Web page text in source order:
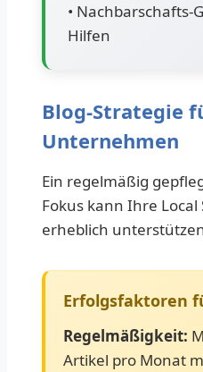
• Nachbarschafts-
Hilfen
Blog-Strategie
Unternehmen
Ein regelmäßig
Fokus kann Ihre
erheblich
Erfolgsfaktoren
Regelmäßigkeit:
Artikel pro Monat